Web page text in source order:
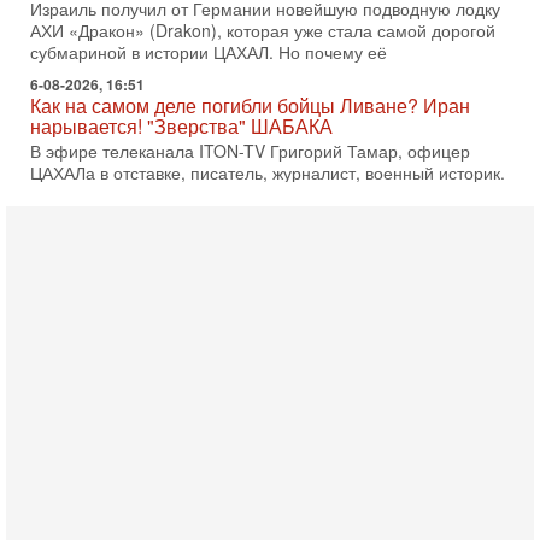
Израиль получил от Германии новейшую подводную лодку
АХИ «Дракон» (Drakon), которая уже стала самой дорогой
субмариной в истории ЦАХАЛ. Но почему её
6-08-2026, 16:51
Как на самом деле погибли бойцы Ливане? Иран
нарывается! "Зверства" ШАБАКА
В эфире телеканала ITON-TV Григорий Тамар, офицер
ЦАХАЛа в отставке, писатель, журналист, военный историк.